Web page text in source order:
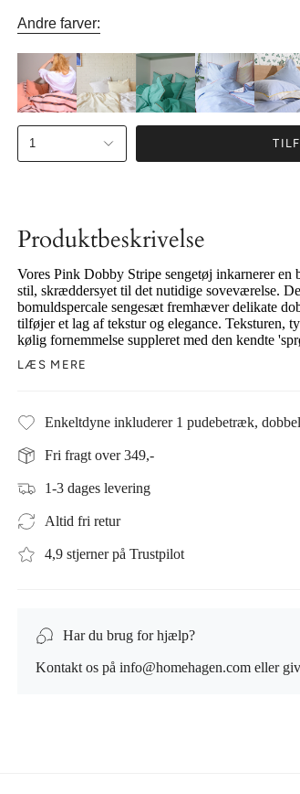
Andre farver:
1
Produktbeskrivelse
Vores Pink Dobby Stripe sengetøj inkarnerer en
stil, skræddersyet til det nutidige soveværelse.
bomuldspercale sengesæt fremhæver delikate
tilføjer et lag af tekstur og elegance. Teksturen,
kølig fornemmelse suppleret med den kendte
LÆS MERE
Enkeltdyne inkluderer 1 pudebetræk,
Fri fragt over 349,-
1-3 dages levering
Altid fri retur
4,9 stjerner på Trustpilot
Har du brug for hjælp?
Kontakt os på info@homehagen.com eller